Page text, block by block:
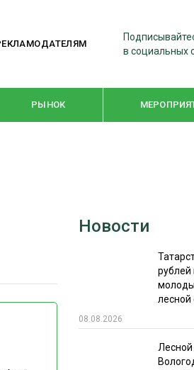
в социальных
РЫНОК
WOODEX-2021
СУШКА ДРЕВЕСИНЫ
Новости
лесной
08.08.2026
Лесной